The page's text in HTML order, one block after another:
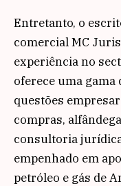
Entretanto, o
comercial MC
experiência no
oferece uma
questões
compras,
consultoria
empenhado em
petróleo e gás de